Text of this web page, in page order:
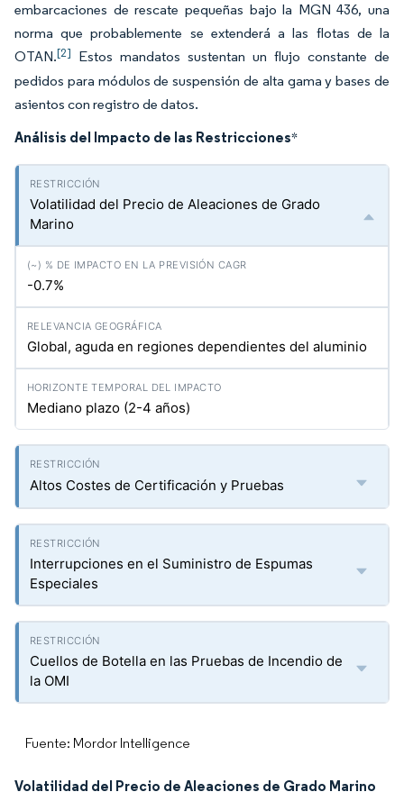
embarcaciones de rescate pequeñas bajo la MGN 436, una
norma que probablemente se extenderá a las flotas de la
OTAN.[2] Estos mandatos sustentan un flujo constante de
pedidos para módulos de suspensión de alta gama y bases de
asientos con registro de datos.
Análisis del Impacto de las Restricciones*
Volatilidad del Precio de Aleaciones de Grado
Marino
-0.7%
Global, aguda en regiones dependientes del aluminio
Mediano plazo (2-4 años)
Altos Costes de Certificación y Pruebas
Interrupciones en el Suministro de Espumas
Especiales
Cuellos de Botella en las Pruebas de Incendio de
la OMI
Fuente: Mordor Intelligence
Volatilidad del Precio de Aleaciones de Grado Marino